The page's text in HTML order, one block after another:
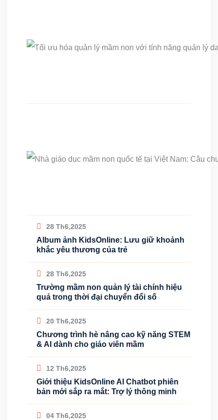
28 Th6,2025
Album ảnh KidsOnline: Lưu giữ khoảnh
khắc yêu thương của trẻ
28 Th6,2025
Trường mầm non quản lý tài chính hiệu
quả trong thời đại chuyển đổi số
20 Th6,2025
Chương trình hè nâng cao kỹ năng STEM
& AI dành cho giáo viên mầm
12 Th6,2025
Giới thiệu KidsOnline AI Chatbot phiên
bản mới sắp ra mắt: Trợ lý thông minh
04 Th6,2025